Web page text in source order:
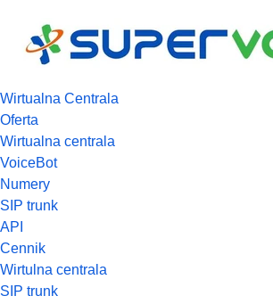
Wirtualna Centrala
Oferta
Wirtualna centrala
VoiceBot
Numery
SIP trunk
API
Cennik
Wirtulna centrala
SIP trunk